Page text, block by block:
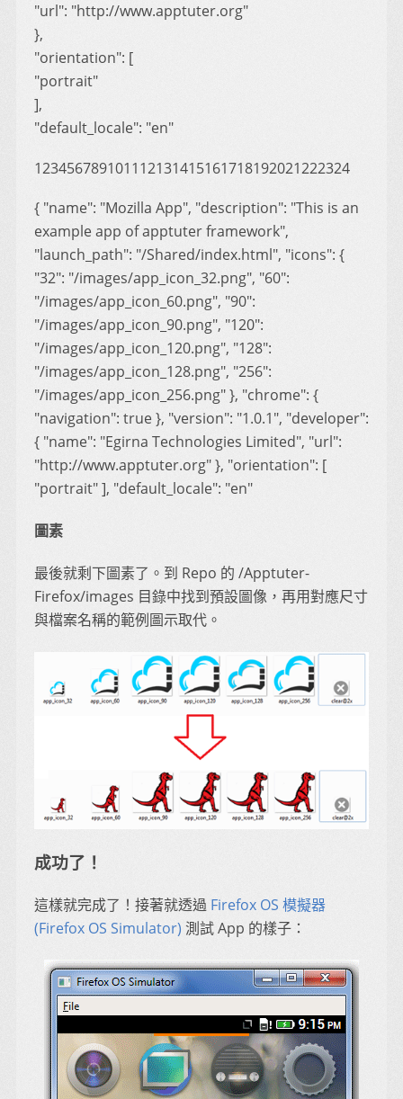
"url": "http://www.apptuter.org"
},
"orientation": [
"portrait"
],
"default_locale": "en"
123456789101112131415161718192021222324
{ "name": "Mozilla App", "description": "This is an
example app of apptuter framework",
"launch_path": "/Shared/index.html", "icons": {
"32": "/images/app_icon_32.png", "60":
"/images/app_icon_60.png", "90":
"/images/app_icon_90.png", "120":
"/images/app_icon_120.png", "128":
"/images/app_icon_128.png", "256":
"/images/app_icon_256.png" }, "chrome": {
"navigation": true }, "version": "1.0.1", "developer":
{ "name": "Egirna Technologies Limited", "url":
"http://www.apptuter.org" }, "orientation": [
"portrait" ], "default_locale": "en"
圖素
最後就剩下圖素了。到 Repo 的 /Apptuter-
Firefox/images 目錄中找到預設圖像，再用對應尺寸
與檔案名稱的範例圖示取代。
成功了！
這樣就完成了！接著就透過 Firefox OS 模擬器
(Firefox OS Simulator) 測試 App 的樣子：